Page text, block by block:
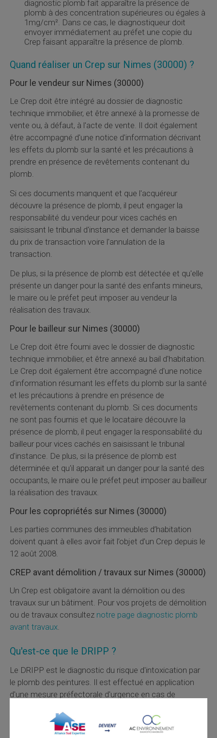
diagnostic plomb fait apparaître la présence de
plomb à des concentration supérieures ou égales à
1mg/cm². Dans ce cas, le diagnostiqueur doit
envoyer immédiatement au préfet une copie du
Crep faisant apparaître la présence de plomb.
Quand réaliser un Crep sur Nimes (30000) ?
Pour le vendeur sur Nimes (30000)
Le Crep doit être intégré au dossier de diagnostic
technique immobilier, et être annexé à la promesse de
vente ou, à défaut, à l'acte de vente. Il doit également
être accompagné d'une notice d'information décrivant
les effets du plomb sur la santé et les précautions à
prendre en présence de revêtements contenant du
plomb.
Si ces documents manquent et que l'acquéreur
découvre la présence de plomb, il peut engager la
responsabilité du vendeur pour vices cachés en
saisissant le tribunal d'instance et demander la baisse
du prix de transaction voire l'annulation de la
transaction.
De plus, si la présence de plomb est détectée et qu'elle
présente un danger pour la santé des enfants mineurs,
le maire ou le préfet peut imposer au vendeur la
réalisation des travaux.
Pour le bailleur sur Nimes (30000)
Le Crep doit être fourni avec le dossier de diagnostic
technique immobilier, et être annexé au bail d'habitation.
Le Crep doit également être accompagné d'une notice
d'information résumant les effets du plomb sur la santé
et les précautions à prendre en présence de
revêtements contenant du plomb. Si ces documents
ne sont pas fournis et que le locataire découvre la
présence de plomb, il peut engager la responsabilité du
bailleur pour vices cachés en saisissant le tribunal
d'instance. De plus, si la présence de plomb est
déterminée et qu'il apparait un danger pour la santé des
occupants, le maire ou le préfet peut imposer au bailleur
la réalisation des travaux.
Pour les copropriétés sur Nimes (30000)
Les parties communes des immeubles d’habitation
doivent quant à elles avoir fait l’objet d’un Crep depuis le
12 août 2008.
CREP avant démolition / travaux sur Nimes (30000)
Un Crep est obligatoire avant la démolition ou des
travaux sur un bâtiment. Pour vos projets de démolition
ou de travaux consultez notre page diagnostic plomb
avant travaux
Qu'est-ce que le DRIPP ?
Le DRIPP est le diagnostic du risque d'intoxication par
le plomb des peintures. Il est effectué en application
d'une mesure préfectorale d'urgence en cas de
ou lorsqu'un risque d'exposition au plomb pour un
mineur est identifié. Les techniciens doivent être